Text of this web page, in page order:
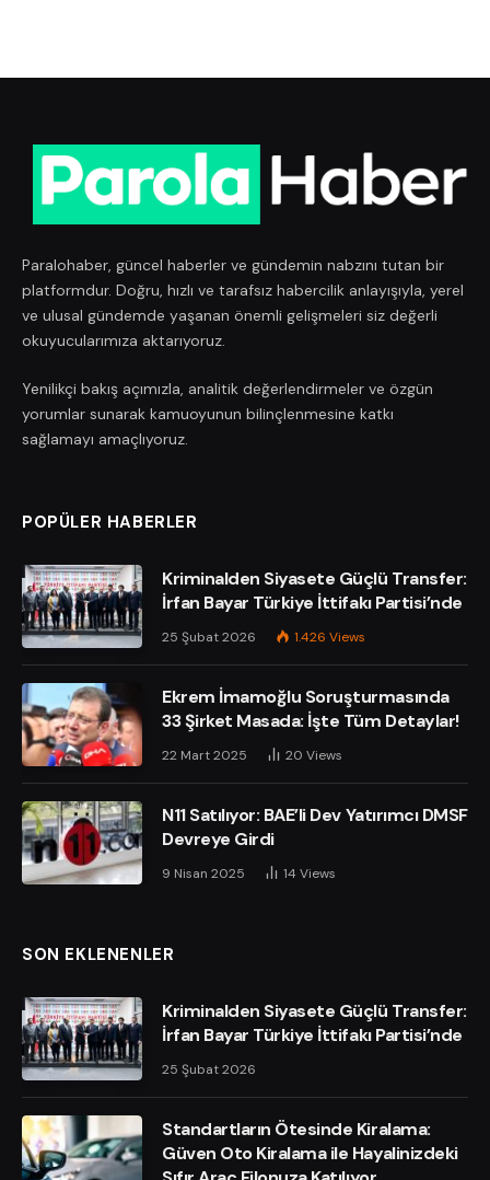
Paralohaber, güncel haberler ve gündemin nabzını tutan bir
platformdur. Doğru, hızlı ve tarafsız habercilik anlayışıyla, yerel
ve ulusal gündemde yaşanan önemli gelişmeleri siz değerli
okuyucularımıza aktarıyoruz.
Yenilikçi bakış açımızla, analitik değerlendirmeler ve özgün
yorumlar sunarak kamuoyunun bilinçlenmesine katkı
sağlamayı amaçlıyoruz.
POPÜLER HABERLER
Kriminalden Siyasete Güçlü Transfer:
İrfan Bayar Türkiye İttifakı Partisi’nde
25 Şubat 2026 1.426 Views
Ekrem İmamoğlu Soruşturmasında
33 Şirket Masada: İşte Tüm Detaylar!
22 Mart 2025 20 Views
N11 Satılıyor: BAE’li Dev Yatırımcı DMSF
Devreye Girdi
9 Nisan 2025 14 Views
SON EKLENENLER
Kriminalden Siyasete Güçlü Transfer:
İrfan Bayar Türkiye İttifakı Partisi’nde
25 Şubat 2026
Standartların Ötesinde Kiralama:
Güven Oto Kiralama ile Hayalinizdeki